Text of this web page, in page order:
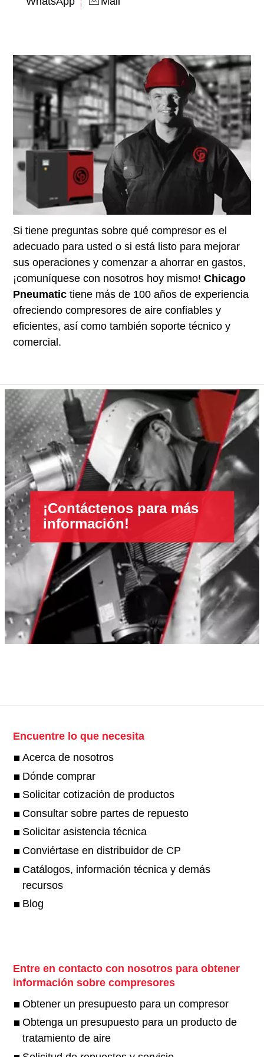
Si tiene preguntas sobre qué compresor es el
adecuado para usted o si está listo para mejorar
sus operaciones y comenzar a ahorrar en gastos,
¡comuníquese con nosotros hoy mismo! Chicago
Pneumatictiene más de 100 años de experiencia
ofreciendo compresores de aire confiables y
eficientes, así como también soporte técnico y
comercial.
¡Contáctenos para más
información!
Encuentre lo que necesita
Acerca de nosotros
Dónde comprar
Solicitar cotización de productos
Consultar sobre partes de repuesto
Solicitar asistencia técnica
Conviértase en distribuidor de CP
Catálogos, información técnica y demás
recursos
Blog
Entre en contacto con nosotros para obtener
información sobre compresores
Obtener un presupuesto para un compresor
Obtenga un presupuesto para un producto de
tratamiento de aire